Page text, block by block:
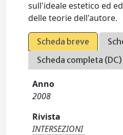
sull'ideale estetico ed
delle teorie dell'autore.
Scheda breve
Scheda completa (DC)
Anno
2008
Rivista
INTERSEZIONI